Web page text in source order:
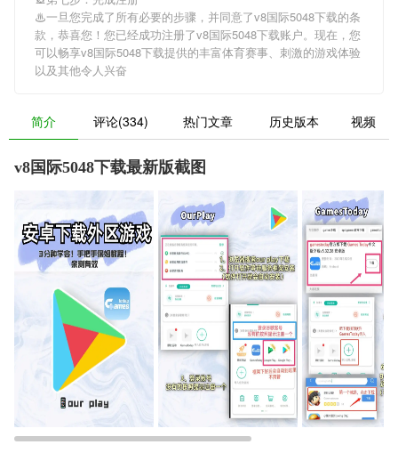
♨一旦您完成了所有必要的步骤，并同意了v8国际5048下载的条
款，恭喜您！您已经成功注册了v8国际5048下载账户。现在，您
可以畅享v8国际5048下载提供的丰富体育赛事、刺激的游戏体验
以及其他令人兴奋
简介 评论(334) 热门文章 历史版本 视频
v8国际5048下载最新版截图